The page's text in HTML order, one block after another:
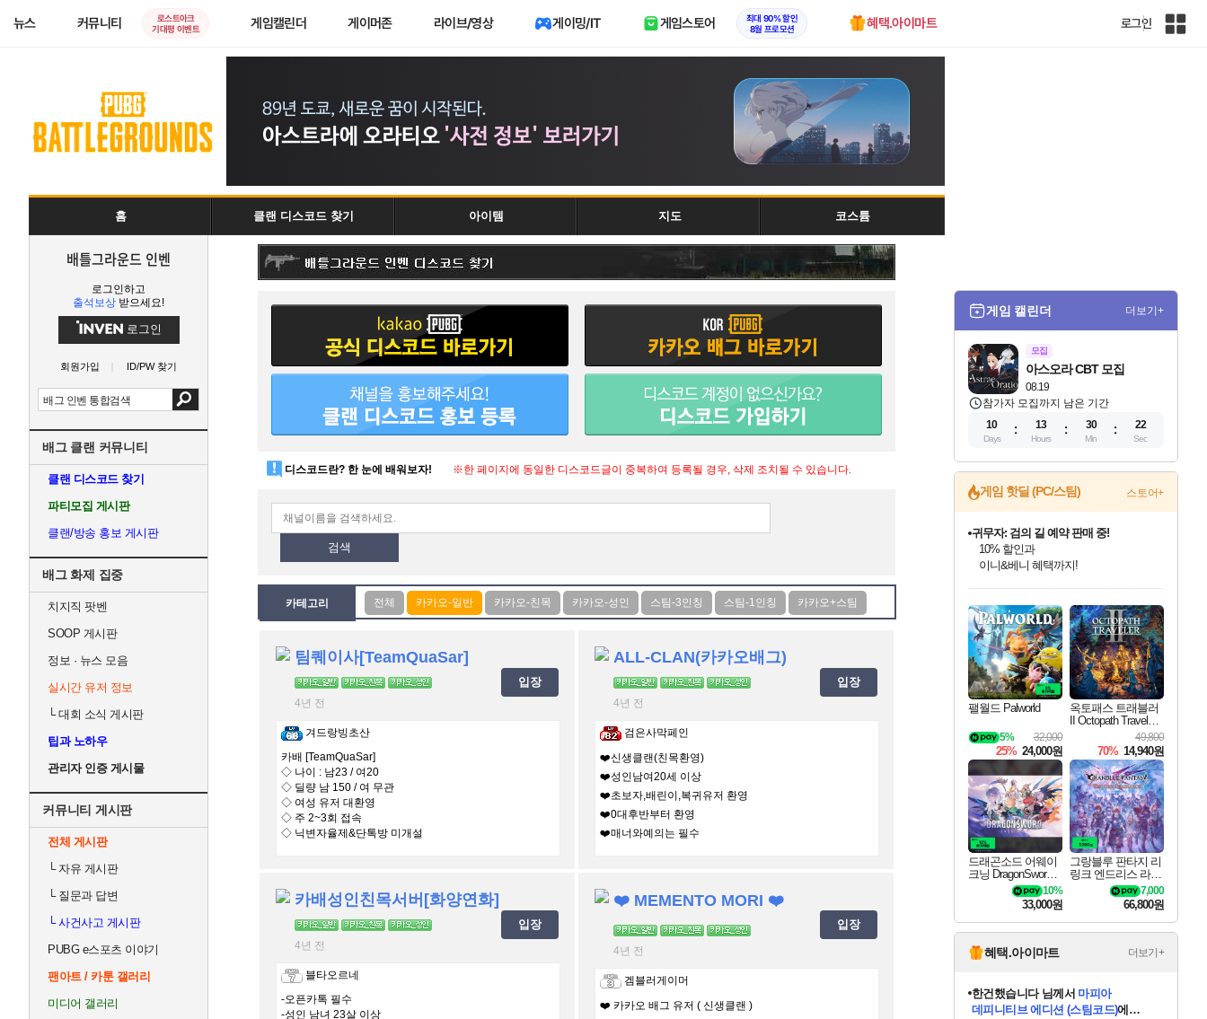
뉴스 커뮤니티
로스트아크
기대평 이벤트
게임캘린더 게이머존 라이브/영상 게이밍/IT 게임스토어
최대 90% 할인
8월 프로모션
혜택.아이마트 로그인
인
홈 클랜 디스코드 찾기 아이템 지도 코스튬
배틀그라운드 인벤
로그인하고
출석보상 받으세요!
로그인
회원가입 ID/PW 찾기
배그 클랜 커뮤니티
클랜 디스코드 찾기
파티모집 게시판
클랜/방송 홍보 게시판
배그 화제 집중
치지직 팟벤
SOOP 게시판
정보 · 뉴스 모음
실시간 유저 정보
└대회 소식 게시판
팁과 노하우
관리자 인증 게시물
커뮤니티 게시판
전체 게시판
└자유 게시판
└질문과 답변
└사건사고 게시판
PUBG e스포츠 이야기
팬아트 / 카툰 갤러리
미디어 갤러리
디스코드란? 한 눈에 배워보자! ※한 페이지에 동일한 디스코드글이 중복하여 등록될 경우, 삭제 조치될 수 있습니다.
검색
카테고리
팀퀘이사[TeamQuaSar]
4년 전
입장
겨드랑빙초산
카배 [TeamQuaSar]
◇ 나이 : 남23 / 여20
◇ 딜량 남 150 / 여 무관
◇ 여성 유저 대환영
◇ 주 2~3회 접속
◇ 닉변자율제&단톡방 미개설
ALL-CLAN(카카오배그)
4년 전
입장
검은사막페인
❤️신생클랜(친목환영)
❤️성인남여20세 이상
❤️초보자,배린이,복귀유저 환영
❤️0대후반부터 환영
❤️매너와예의는 필수
카배성인친목서버[화양연화]
4년 전
입장
블타오르네
-오픈카톡 필수
-성인 남녀 23살 이상
❤️ MEMENTO MORI ❤️
4년 전
입장
겜블러게이머
❤️ 카카오 배그 유저 ( 신생클랜 )
게임 캘린더 더보기+
모집
08.19
아스오라 CBT 모집
참가자 모집까지 남은 기간
10
Days
13
Hours
30
Min
22
Sec
게임 핫딜 (PC/스팀) 스토어+
최대 90% 할인가를 만나보세요!
네이버혜택과 함께 만나보세요!
50%할인&추가 적립까지!
네이버 포인트 혜택까지!
귀무자: 검의 길 예약 판매 중!
10% 할인과
이니&베니 혜택까지!
네이버 혜택가와 함께 예약하세요!
할인&네이버혜택으로 만나보세요!
네이버페이 혜택과 만나보세요!
40주년 프로모션으로 만나보세요!
할인가에 만나보세요!
일부 에디션 상시 할인!
혜택으로 예약 판매 중
편안하게 충전하세요
팰월드 Palworld
32,000
5%
25% 24,000원
옥토패스 트래블러
II Octopath Traveler I
49,800
70% 14,940원
드래곤소드 어웨이
크닝 DragonSword A
10%
33,000원
그랑블루 판타지 리
링크 엔드리스 라그
나로크 Granblue Fa
ntasy Relink Endless
7,000
66,800원
혜택.아이마트 더보기+
한건했습니다님께서 마피아
데피니티브 에디션 (스팀코드)에